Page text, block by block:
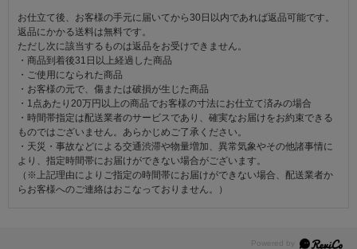
お仕立て後、お客様の手元に届いてから30日以内であれば返品可能です。
返品にかかる送料は無料です。
ただし次に該当するものは返品をお受けできません。
・商品到着後31日以上経過した商品
・ご使用になられた商品
・お客様の元で、傷または破損が生じた商品
・1点あたり20万円以上の商品でお客様の寸法にお仕立て済みの場合
・時間帯指定は配送業者のサービスであり、確実なお届けをお約束できる
ものではございません。あらかじめご了承ください。
・天災・事故などによる交通渋滞や物量増加、異常気象やその他諸事情に
より、指定時間帯にお届けができない場合がございます。
（※上記理由によりご指定の時間帯にお届けができない場合、配送業者か
らお客様へのご連絡はおこなっておりません。）